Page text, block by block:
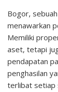
Bogor,
menawarkan
Memiliki
aset, tetapi
pendapatan
penghasilan
terlibat setiap